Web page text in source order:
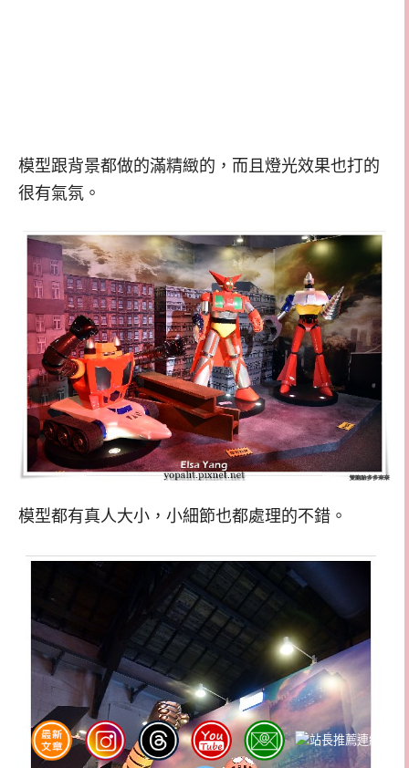
模型跟背景都做的滿精緻的，而且燈光效果也打的
很有氣氛。
模型都有真人大小，小細節也都處理的不錯。